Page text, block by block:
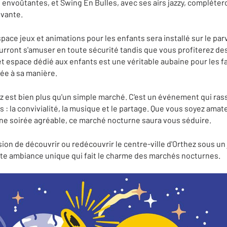
et Swing En Bulles, avec ses airs jazzy,
jeux et animations pour les enfants sera installé sur le
s'amuser en toute sécurité tandis que vous profiterez
espace dédié aux enfants est une véritable aubaine pour les
à sa manière.
est bien plus qu'un simple marché. C'est un événement qui
: la convivialité, la musique et le partage. Que vous soyez
soirée agréable, ce marché nocturne saura vous séduire.
de découvrir ou redécouvrir le centre-ville d'Orthez sous un
ambiance unique qui fait le charme des marchés nocturnes.